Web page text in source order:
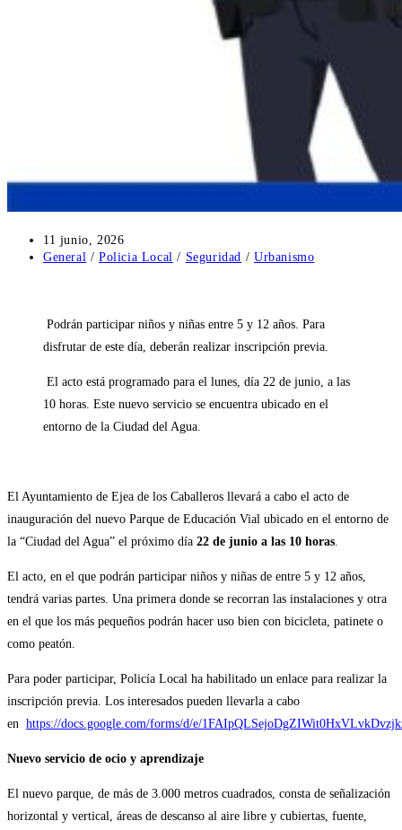
Publicación
de
11 junio, 2026
Categoría
General / Policia Local / Seguridad / Urbanismo
Podrán participar niños y niñas entre 5 y 12 años. Para
disfrutar de este día, deberán realizar inscripción previa.
El acto está programado para el lunes, día 22 de junio, a las
10 horas. Este nuevo servicio se encuentra ubicado en el
entorno de la Ciudad del Agua.
El Ayuntamiento de Ejea de los Caballeros llevará a cabo el acto de
inauguración del nuevo Parque de Educación Vial ubicado en el entorno de
la “Ciudad del Agua” el próximo día 22 de junio a las 10 horas
El acto, en el que podrán participar niños y niñas de entre 5 y 12 años,
tendrá varias partes. Una primera donde se recorran las instalaciones y otra
en el que los más pequeños podrán hacer uso bien con bicicleta, patinete o
como peatón.
Para poder participar, Policía Local ha habilitado un enlace para realizar la
inscripción previa. Los interesados pueden llevarla a cabo
en https://docs.google.com/forms/d/e/
Nuevo servicio de ocio y aprendizaje
El nuevo parque, de más de 3.000 metros cuadrados, consta de señalización
horizontal y vertical, áreas de descanso al aire libre y cubiertas, fuente,